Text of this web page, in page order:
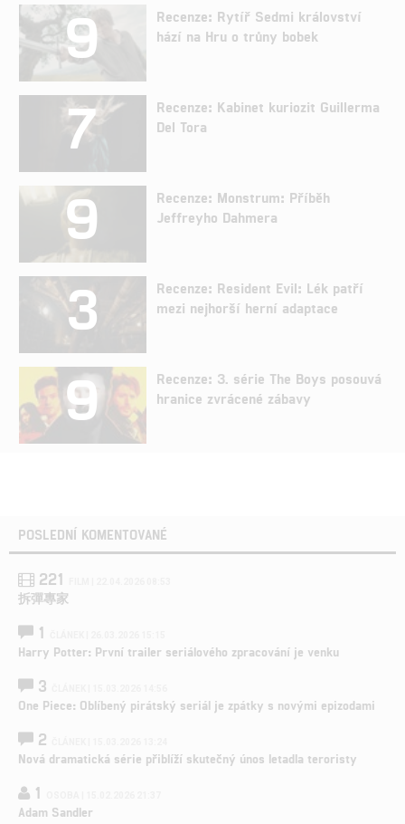
9
Recenze: Rytíř Sedmi království
hází na Hru o trůny bobek
7
Recenze: Kabinet kuriozit Guillerma
Del Tora
9
Recenze: Monstrum: Příběh
Jeffreyho Dahmera
3
Recenze: Resident Evil: Lék patří
mezi nejhorší herní adaptace
9
Recenze: 3. série The Boys posouvá
hranice zvrácené zábavy
POSLEDNÍ KOMENTOVANÉ
221
拆彈專家
1
Harry Potter: První trailer seriálového zpracování je venku
3
One Piece: Oblíbený pirátský seriál je zpátky s novými epizodami
2
Nová dramatická série přiblíží skutečný únos letadla teroristy
1
Adam Sandler